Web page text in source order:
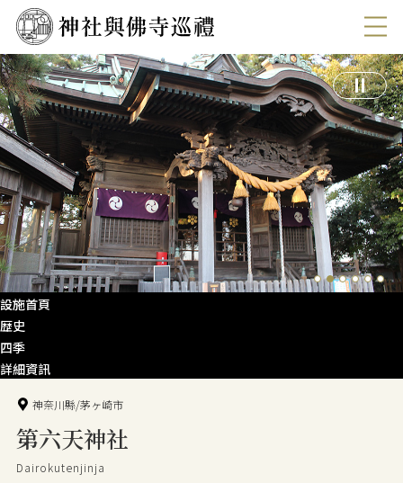
設施首頁
歴史
四季
詳細資訊
神奈川縣/茅ヶ崎市
第六天神社
Dairokutenjinja